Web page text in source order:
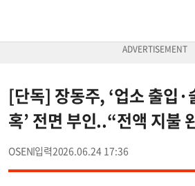
[단독] 장동주, ‘업소 출입·
혹’ 전면 부인..“전액 지불
OSEN 2026.06.24 17:36